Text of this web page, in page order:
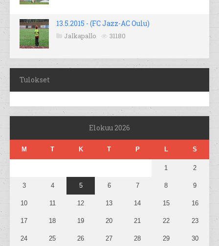
13.5.2015 - (FC Jazz-AC Oulu)
Jalkapallo 31180
Tulokset
Elokuu 2026
M T K T P L S
1 2
3 4 5 6 7 8 9
10 11 12 13 14 15 16
17 18 19 20 21 22 23
24 25 26 27 28 29 30